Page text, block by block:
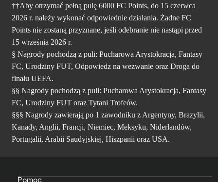
††Aby otrzymać pełną pulę 6000 FC Points, do 15 czerwca
2026 r. należy wykonać odpowiednie działania. Żadne FC
Points nie zostaną przyznane, jeśli odebranie nie nastąpi przed
15 września 2026 r.
§ Nagrody pochodzą z puli: Pucharowa Arystokracja, Fantasy
FC, Urodziny FUT, Odpowiedz na wezwanie oraz Droga do
finału UEFA.
§§ Nagrody pochodzą z puli: Pucharowa Arystokracja, Fantasy
FC, Urodziny FUT oraz Tytani Trofeów.
§§§ Nagrody zawierają po 1 zawodniku z Argentyny, Brazylii,
Kanady, Anglii, Francji, Niemiec, Meksyku, Niderlandów,
Portugalii, Arabii Saudyjskiej, Hiszpanii oraz USA.
Pomoc